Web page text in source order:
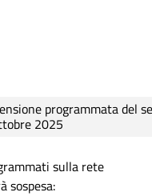
programmata del
2025
sulla rete
sospesa: